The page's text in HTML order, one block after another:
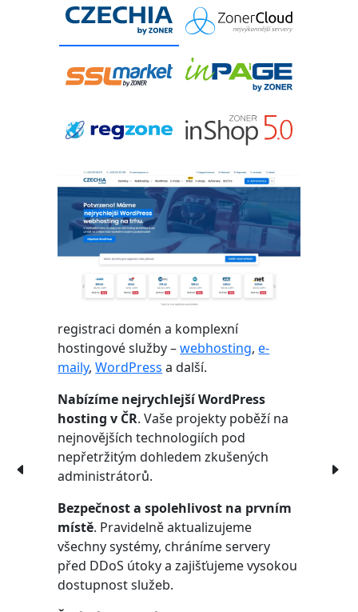
registraci domén a komplexní
hostingové služby –webhosting,e-
maily,WordPress a další.
Nabízíme nejrychlejší WordPress
hosting v ČR. Vaše projekty poběží na
nejnovějších technologiích pod
nepřetržitým dohledem zkušených
administrátorů.
Bezpečnost a spolehlivost na prvním
místě. Pravidelně aktualizujeme
všechny systémy, chráníme servery
před DDoS útoky a zajišťujeme vysokou
dostupnost služeb.